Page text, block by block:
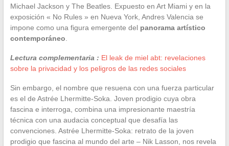
Michael Jackson y The Beatles. Expuesto en Art Miami y en la
exposición « No Rules » en Nueva York, Andres Valencia se
impone como una figura emergente del panorama artístico
contemporáneo
Lectura complementaria : El leak de miel abt: revelaciones
sobre la privacidad y los peligros de las redes sociales
Sin embargo, el nombre que resuena con una fuerza particular
es el de Astrée Lhermitte-Soka. Joven prodigio cuya obra
fascina e interroga, combina una impresionante maestría
técnica con una audacia conceptual que desafía las
convenciones. Astrée Lhermitte-Soka: retrato de la joven
prodigio que fascina al mundo del arte – Nik Lasson, nos revela